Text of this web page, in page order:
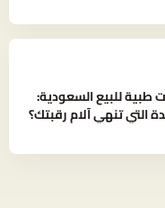
طبية للبيع السعودية:
التي تنهي آلام رقبتك؟